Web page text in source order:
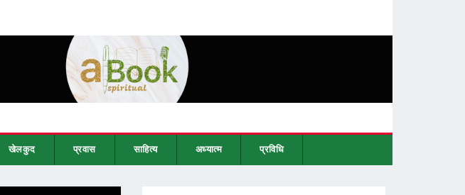
खेलकुद प्रवास साहित्य अध्यात्म प्रविधि